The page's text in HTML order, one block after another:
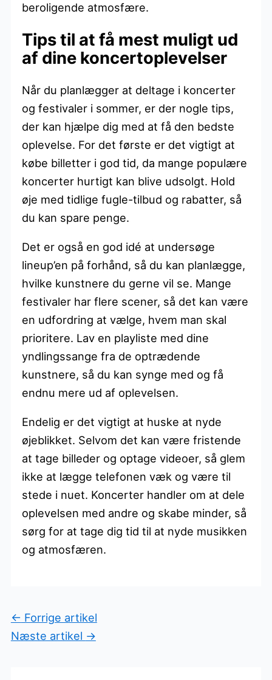
beroligende atmosfære.
Tips til at få mest muligt ud
af dine koncertoplevelser
Når du planlægger at deltage i koncerter
og festivaler i sommer, er der nogle tips,
der kan hjælpe dig med at få den bedste
oplevelse. For det første er det vigtigt at
købe billetter i god tid, da mange populære
koncerter hurtigt kan blive udsolgt. Hold
øje med tidlige fugle-tilbud og rabatter, så
du kan spare penge.
Det er også en god idé at undersøge
lineup’en på forhånd, så du kan planlægge,
hvilke kunstnere du gerne vil se. Mange
festivaler har flere scener, så det kan være
en udfordring at vælge, hvem man skal
prioritere. Lav en playliste med dine
yndlingssange fra de optrædende
kunstnere, så du kan synge med og få
endnu mere ud af oplevelsen.
Endelig er det vigtigt at huske at nyde
øjeblikket. Selvom det kan være fristende
at tage billeder og optage videoer, så glem
ikke at lægge telefonen væk og være til
stede i nuet. Koncerter handler om at dele
oplevelsen med andre og skabe minder, så
sørg for at tage dig tid til at nyde musikken
og atmosfæren.
← Forrige artikel
Næste artikel →